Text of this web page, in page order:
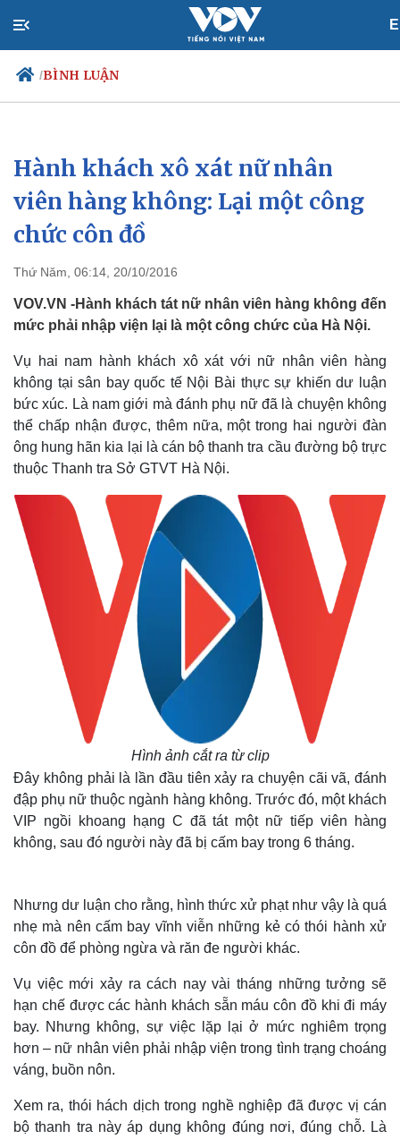
/BÌNH LUẬN
Chính trị
Đảng
Tổ chức nhân sự
Quốc hội
Xã hội
Tin 24h
Dự báo thời tiết
Thế giới
Quan sát
Multimedia
Video
Infographic
Hành khách xô xát nữ nhân
viên hàng không: Lại một công
chức côn đồ
Thứ Năm, 06:14, 20/10/2016
VOV.VN -Hành khách tát nữ nhân viên hàng không đến
mức phải nhập viện lại là một công chức của Hà Nội.
Vụ hai nam hành khách xô xát với nữ nhân viên hàng
không tại sân bay quốc tế Nội Bài thực sự khiến dư luận
bức xúc. Là nam giới mà đánh phụ nữ đã là chuyện không
thể chấp nhận được, thêm nữa, một trong hai người đàn
ông hung hãn kia lại là cán bộ thanh tra cầu đường bộ trực
thuộc Thanh tra Sở GTVT Hà Nội.
Hình ảnh cắt ra từ clip
Đây không phải là lần đầu tiên xảy ra chuyện cãi vã, đánh
đập phụ nữ thuộc ngành hàng không. Trước đó, một khách
VIP ngồi khoang hạng C đã tát một nữ tiếp viên hàng
không, sau đó người này đã bị cấm bay trong 6 tháng.
Nhưng dư luận cho rằng, hình thức xử phạt như vậy là quá
nhẹ mà nên cấm bay vĩnh viễn những kẻ có thói hành xử
côn đồ để phòng ngừa và răn đe người khác.
Vụ việc mới xảy ra cách nay vài tháng những tưởng sẽ
hạn chế được các hành khách sẵn máu côn đồ khi đi máy
bay. Nhưng không, sự việc lặp lại ở mức nghiêm trọng
hơn – nữ nhân viên phải nhập viện trong tình trạng choáng
váng, buồn nôn.
Xem ra, thói hách dịch trong nghề nghiệp đã được vị cán
bộ thanh tra này áp dụng không đúng nơi, đúng chỗ. Là